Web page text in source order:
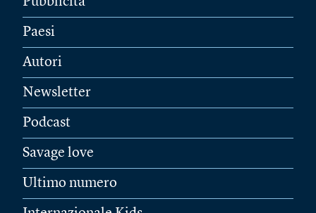
Paesi
Autori
Newsletter
Podcast
Savage love
Ultimo numero